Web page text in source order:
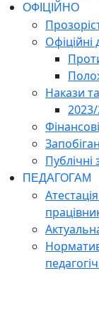
ОФІЦІЙНО
Накази
Публічні
ПЕДАГОГАМ